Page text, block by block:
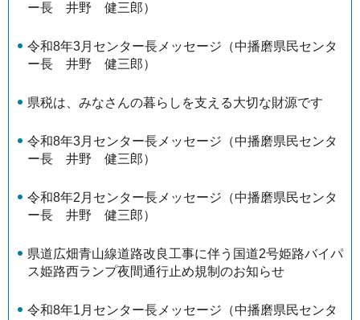
ー長 井野 健三郎）
令和8年3月センター長メッセージ（中播磨県民センタ
ー長 井野 健三郎）
県税は、みなさんの暮らしを支える大切な財源です
令和8年3月センター長メッセージ（中播磨県民センタ
ー長 井野 健三郎）
令和8年2月センター長メッセージ（中播磨県民センタ
ー長 井野 健三郎）
県道広畑青山線道路改良工事に伴う国道2号姫路バイパ
ス姫路西ランプ夜間通行止め規制のお知らせ
令和8年1月センター長メッセージ（中播磨県民センタ